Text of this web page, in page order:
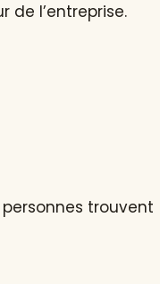
l’entreprise.
trouvent